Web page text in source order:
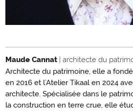
Maude Cannat | architecte du
Architecte du patrimoine, elle a fondé
en 2016 et l’Atelier Tikaal en 2024
architecte. Spécialisée dans le
la construction en terre crue, elle